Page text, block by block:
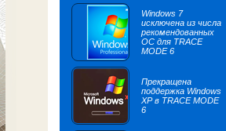
Windows 7
исключена из числа
рекомендованных
ОС для TRACE
MODE 6
Прекращена
поддержка Windows
XP в TRACE MODE
6